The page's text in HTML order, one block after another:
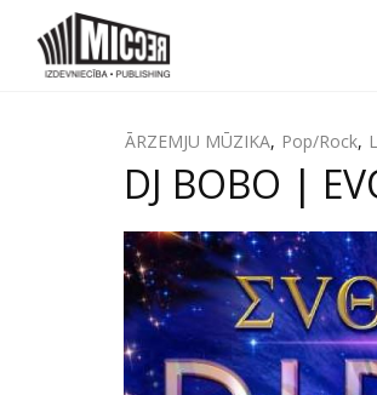
ĀRZEMJU MŪZIKA, Pop/Rock,
DJ BOBO |